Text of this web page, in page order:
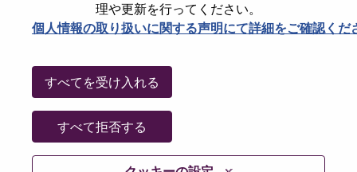
理や更新を行ってください。
個人情報の取り扱いに関する声明にて詳細をご確認くだ
すべてを受け入れる
すべて拒否する
Go Back